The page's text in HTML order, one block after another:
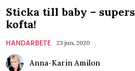
Sticka till baby –
kofta!
HANDARBETE 23 jun, 2020
Anna-Karin Amilon